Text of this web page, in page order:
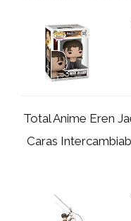
Total Anime Eren
Caras